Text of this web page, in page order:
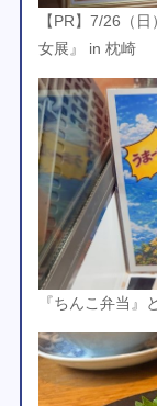
【PR】7/26（
女展』 in 枕崎
『ちんこ弁当』